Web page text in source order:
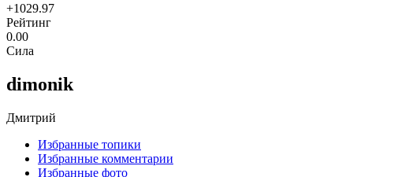
+1029.97
Рейтинг
0.00
Сила
dimonik
Дмитрий
Избранные топики
Избранные комментарии
Избранные фото